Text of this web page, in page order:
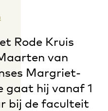
Rode Kruis
van
Margriet-
gaat hij vanaf 1
bij de faculteit